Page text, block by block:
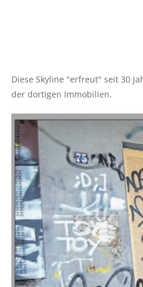
Diese Skyline "erfreut" seit 30
der dortigen Immobilien.